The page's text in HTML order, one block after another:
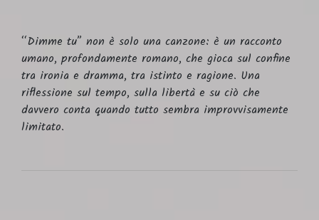
“Dimme tu” non è solo una canzone: è un racconto
umano, profondamente romano, che gioca sul confine
tra ironia e dramma, tra istinto e ragione. Una
riflessione sul tempo, sulla libertà e su ciò che
davvero conta quando tutto sembra improvvisamente
limitato.